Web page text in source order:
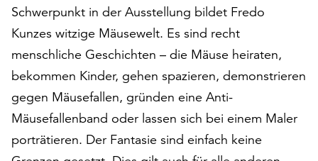
zur
Verfügung.
Funktionale
Cookies
werden
auch
ohne
Einverständnis
Schwerpunkt in der Ausstellung bildet Fredo
Kunzes witzige Mäusewelt. Es sind recht
menschliche Geschichten – die Mäuse heiraten,
bekommen Kinder, gehen spazieren, demonstrieren
gegen Mäusefallen, gründen eine Anti-
Mäusefallenband oder lassen sich bei einem Maler
porträtieren. Der Fantasie sind einfach keine